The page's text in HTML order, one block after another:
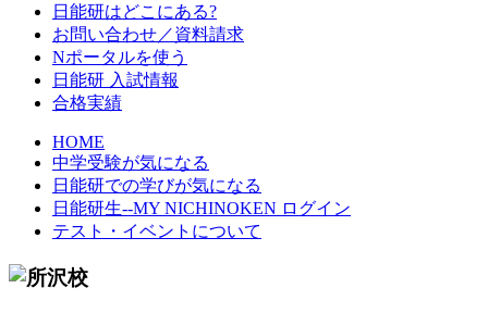
日能研はどこにある?
お問い合わせ／資料請求
Nポータルを使う
日能研 入試情報
合格実績
HOME
中学受験が気になる
日能研での学びが気になる
日能研生--MY NICHINOKEN ログイン
テスト・イベントについて